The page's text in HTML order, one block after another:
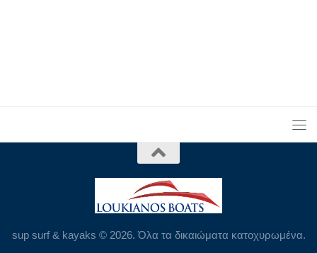
sup surf & kayaks © 2026. Όλα τα δικαιώματα κατοχυρωμένα.